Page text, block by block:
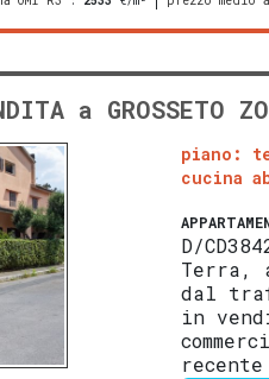
a GROSSETO
piano:
cucina
D/
Terra,
dal
in